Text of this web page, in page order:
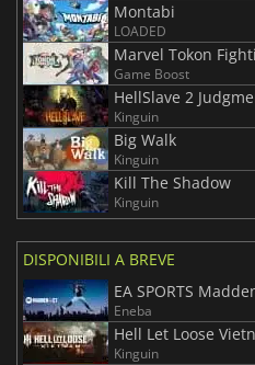
Montabi
LOADED
Marvel Tokon
Game Boost
HellSlave 2
Kinguin
Big Walk
Kinguin
Kill The Shadow
Kinguin
DISPONIBILI A BREVE
EA SPORTS
Eneba
Hell Let Loose
Kinguin